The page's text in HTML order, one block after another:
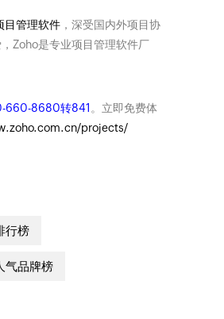
目管理软件，深受国内外项目协
Zoho是专业项目管理软件厂
660-8680转841 。立即免费体
projects/
行榜
气品牌榜